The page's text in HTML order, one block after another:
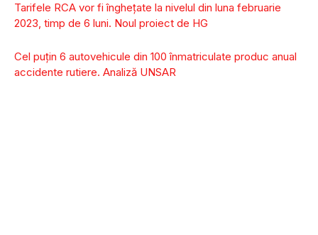
Tarifele RCA vor fi înghețate la nivelul din luna februarie
2023, timp de 6 luni. Noul proiect de HG
Cel puțin 6 autovehicule din 100 înmatriculate produc anual
accidente rutiere. Analiză UNSAR